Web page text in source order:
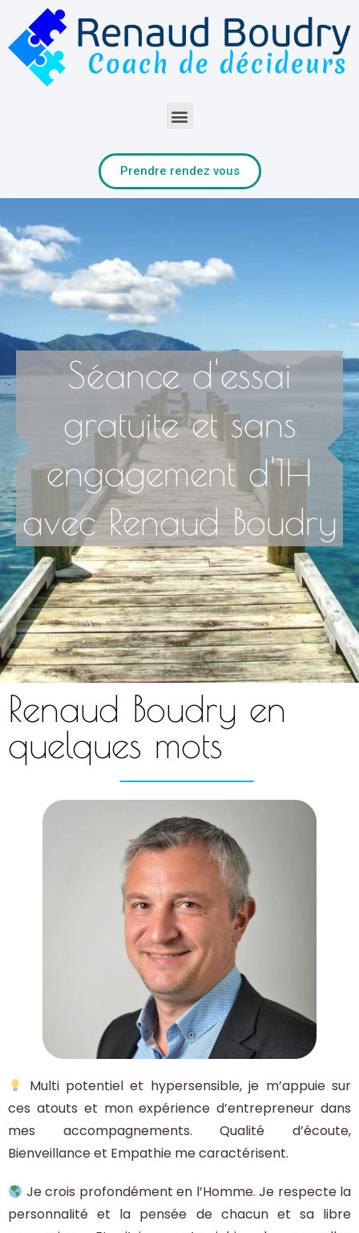
Prendre rendez vous
Séance d'essai
gratuite et sans
engagement d'1H
avec Renaud Boudry
Renaud Boudry en
quelques mots
Multi potentiel et hypersensible, je m’appuie sur
ces atouts et mon expérience d’entrepreneur dans
mes accompagnements. Qualité d’écoute,
Bienveillance et Empathie me caractérisent.
Je crois profondément en l’Homme. Je respecte la
personnalité et la pensée de chacun et sa libre